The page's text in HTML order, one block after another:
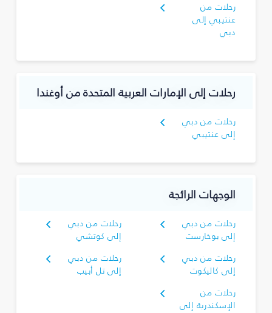
رحلات من
عنتيبي إلى
دبي
رحلات إلى الإمارات العربية المتحدة من أوغندا
رحلات من دبي
إلى عنتيبي
الوجهات الرائجة
رحلات من دبي
إلى بوخارست
رحلات من دبي
إلى كوتشي
رحلات من دبي
إلى كاليكوت
رحلات من دبي
إلى تل أبيب
رحلات من
الإسكندرية إلى